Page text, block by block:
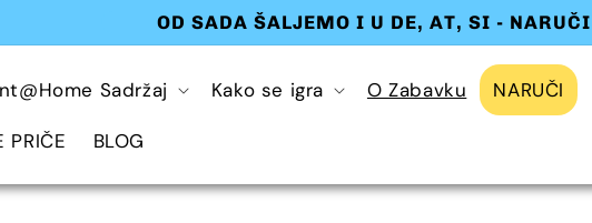
OD SADA ŠALJEMO I U DE, AT, SI - NARUČI
Sadržaj Kako se igra O Zabavku NARUČI
PRIČE BLOG